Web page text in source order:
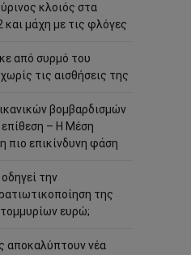
κλοιός στα
μάχη με τις φλόγες
από συρμό του
τις αισθήσεις της
βομβαρδισμών
επίθεση – Η Μέση
πιο επικίνδυνη φάση
την
της
ευρώ;
αποκαλύπτουν νέα